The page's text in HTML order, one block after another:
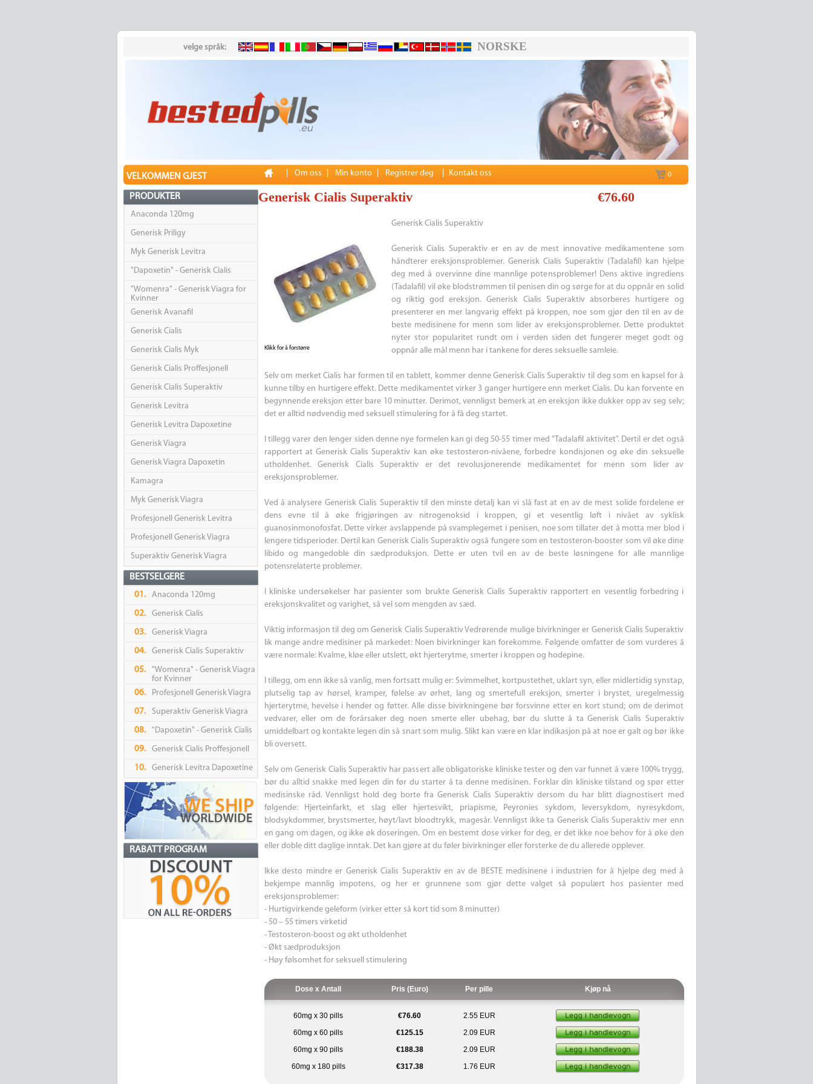
velge språk: NORSKE
VELKOMMEN GJEST Om oss Min konto Registrer deg Kontakt oss 0
PRODUKTER
Anaconda 120mg
Generisk Priligy
Myk Generisk Levitra
"Dapoxetin" - Generisk Cialis
"Womenra" - Generisk Viagra for
Kvinner
Generisk Avanafil
Generisk Cialis
Generisk Cialis Myk
Generisk Cialis Proffesjonell
Generisk Cialis Superaktiv
Generisk Levitra
Generisk Levitra Dapoxetine
Generisk Viagra
Generisk Viagra Dapoxetin
Kamagra
Myk Generisk Viagra
Profesjonell Generisk Levitra
Profesjonell Generisk Viagra
Superaktiv Generisk Viagra
BESTSELGERE
01. Anaconda 120mg
02. Generisk Cialis
03. Generisk Viagra
04. Generisk Cialis Superaktiv
05.
"Womenra" - Generisk Viagra
for Kvinner
06.
Profesjonell Generisk Viagra
07. Superaktiv Generisk Viagra
08. "Dapoxetin" - Generisk Cialis
09. Generisk Cialis Proffesjonell
10. Generisk Levitra Dapoxetine
RABATT PROGRAM
Generisk Cialis Superaktiv €76.60
Klikk for å forstørre
Generisk Cialis Superaktiv
Generisk Cialis Superaktiv er en av de mest innovative medikamentene som
håndterer ereksjonsproblemer. Generisk Cialis Superaktiv (Tadalafil) kan hjelpe
deg med å overvinne dine mannlige potensproblemer! Dens aktive ingrediens
(Tadalafil) vil øke blodstrømmen til penisen din og sørge for at du oppnår en solid
og riktig god ereksjon. Generisk Cialis Superaktiv absorberes hurtigere og
presenterer en mer langvarig effekt på kroppen, noe som gjør den til en av de
beste medisinene for menn som lider av ereksjonsproblemer. Dette produktet
nyter stor popularitet rundt om i verden siden det fungerer meget godt og
oppnår alle mål menn har i tankene for deres seksuelle samleie.
Selv om merket Cialis har formen til en tablett, kommer denne Generisk Cialis Superaktiv til deg som en kapsel for å
kunne tilby en hurtigere effekt. Dette medikamentet virker 3 ganger hurtigere enn merket Cialis. Du kan forvente en
begynnende ereksjon etter bare 10 minutter. Derimot, vennligst bemerk at en ereksjon ikke dukker opp av seg selv;
det er alltid nødvendig med seksuell stimulering for å få deg startet.
I tillegg varer den lenger siden denne nye formelen kan gi deg 50-55 timer med "Tadalafil aktivitet". Dertil er det også
rapportert at Generisk Cialis Superaktiv kan øke testosteron-nivåene, forbedre kondisjonen og øke din seksuelle
utholdenhet. Generisk Cialis Superaktiv er det revolusjonerende medikamentet for menn som lider av
ereksjonsproblemer.
Ved å analysere Generisk Cialis Superaktiv til den minste detalj kan vi slå fast at en av de mest solide fordelene er
dens evne til å øke frigjøringen av nitrogenoksid i kroppen, gi et vesentlig løft i nivået av syklisk
guanosinmonofosfat. Dette virker avslappende på svamplegemet i penisen, noe som tillater det å motta mer blod i
lengere tidsperioder. Dertil kan Generisk Cialis Superaktiv også fungere som en testosteron-booster som vil øke dine
libido og mangedoble din sædproduksjon. Dette er uten tvil en av de beste løsningene for alle mannlige
potensrelaterte problemer.
I kliniske undersøkelser har pasienter som brukte Generisk Cialis Superaktiv rapportert en vesentlig forbedring i
ereksjonskvalitet og varighet, så vel som mengden av sæd.
Viktig informasjon til deg om Generisk Cialis Superaktiv Vedrørende mulige bivirkninger er Generisk Cialis Superaktiv
lik mange andre medisiner på markedet: Noen bivirkninger kan forekomme. Følgende omfatter de som vurderes å
være normale: Kvalme, kløe eller utslett, økt hjerterytme, smerter i kroppen og hodepine.
I tillegg, om enn ikke så vanlig, men fortsatt mulig er: Svimmelhet, kortpustethet, uklart syn, eller midlertidig synstap,
plutselig tap av hørsel, kramper, følelse av ørhet, lang og smertefull ereksjon, smerter i brystet, uregelmessig
hjerterytme, hevelse i hender og føtter. Alle disse bivirkningene bør forsvinne etter en kort stund; om de derimot
vedvarer, eller om de forårsaker deg noen smerte eller ubehag, bør du slutte å ta Generisk Cialis Superaktiv
umiddelbart og kontakte legen din så snart som mulig. Slikt kan være en klar indikasjon på at noe er galt og bør ikke
bli oversett.
Selv om Generisk Cialis Superaktiv har passert alle obligatoriske kliniske tester og den var funnet å være 100% trygg,
bør du alltid snakke med legen din før du starter å ta denne medisinen. Forklar din kliniske tilstand og spør etter
medisinske råd. Vennligst hold deg borte fra Generisk Cialis Superaktiv dersom du har blitt diagnostisert med
følgende: Hjerteinfarkt, et slag eller hjertesvikt, priapisme, Peyronies sykdom, leversykdom, nyresykdom,
blodsykdommer, brystsmerter, høyt/lavt bloodtrykk, magesår. Vennligst ikke ta Generisk Cialis Superaktiv mer enn
en gang om dagen, og ikke øk doseringen. Om en bestemt dose virker for deg, er det ikke noe behov for å øke den
eller doble ditt daglige inntak. Det kan gjøre at du føler bivirkninger eller forsterke de du allerede opplever.
Ikke desto mindre er Generisk Cialis Superaktiv en av de BESTE medisinene i industrien for å hjelpe deg med å
bekjempe mannlig impotens, og her er grunnene som gjør dette valget så populært hos pasienter med
ereksjonsproblemer:
- Hurtigvirkende geleform (virker etter så kort tid som 8 minutter)
- 50 – 55 timers virketid
- Testosteron-boost og økt utholdenhet
- Økt sædproduksjon
- Høy følsomhet for seksuell stimulering
Dose x Antall Pris (Euro) Per pille Kjøp nå
60mg x 30 pills €76.60
2.55 EUR
60mg x 60 pills
€125.15
2.09 EUR
60mg x 90 pills
€188.38
2.09 EUR
60mg x 180 pills
€317.38 1.76 EUR